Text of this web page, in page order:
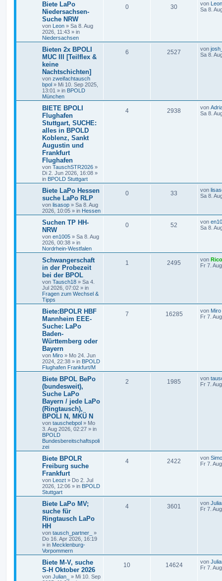
Biete LaPo
Niedersachsen-
Suche NRW
von Leon » Sa 8. Aug
2026, 11:43 » in
Niedersachsen
0 30 von Leon
Sa 8.
Bieten 2x BPOLI
MUC III [Teilflex &
keine
Nachtschichten]
von zweifachtausch
bpol » Mi 10. Sep 2025,
13:01 » in BPOLD
München
6 2527 von
Sa 8.
BIETE BPOLI
Flughafen
Stuttgart, SUCHE:
alles in BPOLD
Koblenz, Sankt
Augustin und
Frankfurt
Flughafen
von TauschSTR2026 »
Di 2. Jun 2026, 16:08 »
in BPOLD Stuttgart
4 2938 von
Sa 8.
Biete LaPo Hessen
suche LaPo RLP
von lisasop » Sa 8. Aug
2026, 10:05 » in Hessen
0 33 von
Sa 8.
Suchen TP HH-
NRW
von en1005 » Sa 8. Aug
2026, 00:38 » in
Nordrhein-Westfalen
0 52 von
Sa 8.
Schwangerschaft
in der Probezeit
bei der BPOL
von Tausch18 » Sa 4.
Jul 2026, 07:02 » in
Fragen zum Wechsel &
Tipps
1 2495 von
Fr 7.
Biete:BPOLR HBF
Mannheim EEE-
Suche: LaPo
Baden-
Württemberg oder
Bayern
von Miro » Mo 24. Jun
2024, 22:38 » in BPOLD
Flughafen Frankfurt/M
7 16285 von Miro
Fr 7.
Biete BPOL BePo
(bundesweit),
Suche LaPo
Bayern / jede LaPo
(Ringtausch),
BPOLI N, MKÜ N
von tauschebpol » Mo
3. Aug 2026, 02:27 » in
BPOLD
Bundesbereitschaftspoli
zei
2 1985 von
Fr 7.
Biete BPOLR
Freiburg suche
Frankfurt
von Leozt » Do 2. Jul
2026, 12:06 » in BPOLD
Stuttgart
4 2422 von
Fr 7.
Biete LaPo MV;
suche für
Ringtausch LaPo
HH
von tausch_partner_
»
Do 16. Apr 2026, 16:19
» in Mecklenburg-
Vorpommern
4 3601 von
Fr 7.
Biete M-V, suche
S-H Oktober 2026
von Julian_ » Mi 10. Sep
10 14624 von
Fr 7.